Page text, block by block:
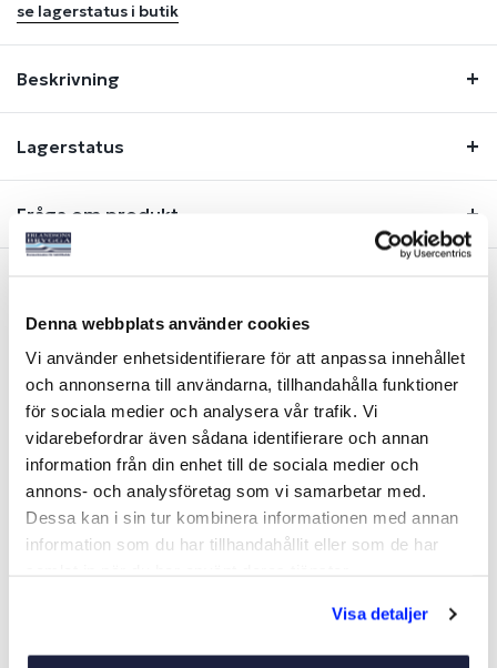
Denna webbplats använder cookies
Vi använder enhetsidentifierare för att anpassa innehållet
och annonserna till användarna, tillhandahålla funktioner
för sociala medier och analysera vår trafik. Vi
vidarebefordrar även sådana identifierare och annan
information från din enhet till de sociala medier och
annons- och analysföretag som vi samarbetar med.
Dessa kan i sin tur kombinera informationen med annan
information som du har tillhandahållit eller som de har
Visa detaljer
se lagerstatus i butik
Beskrivning
Lagerstatus
Fråga om produkt
Liknande produkter
RADARREFLEKTOR S-4